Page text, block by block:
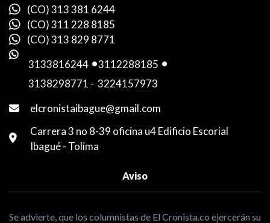
(CO) 313 381 6244
(CO) 311 228 8185
(CO) 313 829 8771
3133816244 -3112288185 -
3138298771 - 3224157973
elcronistaibague@gmail.com
Carrera 3 no 8-39 oficina u4 Edificio Escorial
Ibagué - Tolima
Aviso
Se advierte, que los columnistas de El Cronista.co ejercerán su